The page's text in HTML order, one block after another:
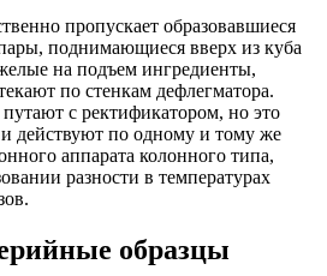
пропускает образовавшиеся
поднимающиеся вверх из куба
на подъем ингредиенты,
по стенкам дефлегматора.
с ректификатором, но это
и действуют по одному и тому же
аппарата колонного типа,
разности в температурах
образцы